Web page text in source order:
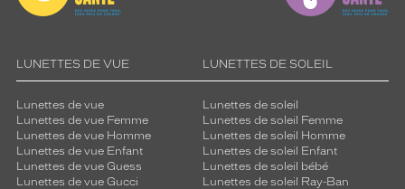
LUNETTES DE VUE
Lunettes de vue
Lunettes de vue Femme
Lunettes de vue Homme
Lunettes de vue Enfant
Lunettes de vue Guess
Lunettes de vue Gucci
LUNETTES DE SOLEIL
Lunettes de soleil
Lunettes de soleil Femme
Lunettes de soleil Homme
Lunettes de soleil Enfant
Lunettes de soleil bébé
Lunettes de soleil Ray-Ban